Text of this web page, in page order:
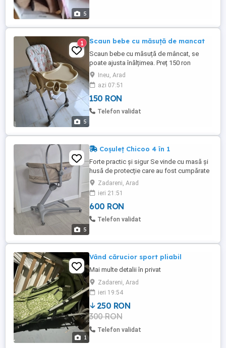
5
5
1 Scaun bebe cu măsuță de mancat
Scaun bebe cu măsuță de mâncat, se
poate ajusta înălțimea. Preț 150 ron
Ineu, Arad
azi 07:51
150 RON
Telefon validat
5
Coșuleț Chicoo 4 în 1
Forte practic și sigur Se vinde cu masă și
husă de protecție care au fost cumpărate
separat Mai multe detalii în privat
Zadareni, Arad
ieri 21:51
600 RON
Telefon validat
1
Vând cărucior sport pliabil
Mai multe detalii în privat
Zadareni, Arad
ieri 19:54
250 RON
300 RON
Telefon validat